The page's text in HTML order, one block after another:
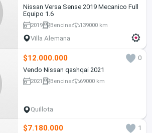
Nissan Versa Sense 2019 Mecanico Full
Equipo 1.6
2019 Bencina 139000 km
Villa Alemana
$12.000.000
0
Vendo Nissan qashqai 2021
2021 Bencina 69000 km
Quillota
$7.180.000 1